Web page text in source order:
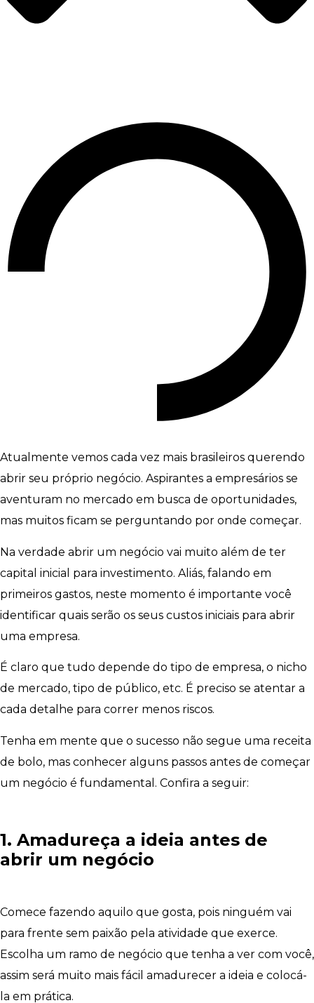
Atualmente vemos cada vez mais brasileiros querendo
abrir seu próprio negócio. Aspirantes a empresários se
aventuram no mercado em busca de oportunidades,
mas muitos ficam se perguntando por onde começar.
Na verdade abrir um negócio vai muito além de ter
capital inicial para investimento. Aliás, falando em
primeiros gastos, neste momento é importante você
identificar quais serão os seus custos iniciais para abrir
uma empresa.
É claro que tudo depende do tipo de empresa, o nicho
de mercado, tipo de público, etc. É preciso se atentar a
cada detalhe para correr menos riscos.
Tenha em mente que o sucesso não segue uma receita
de bolo, mas conhecer alguns passos antes de começar
um negócio é fundamental. Confira a seguir:
1. Amadureça a ideia antes de
abrir um negócio
Comece fazendo aquilo que gosta, pois ninguém vai
para frente sem paixão pela atividade que exerce.
Escolha um ramo de negócio que tenha a ver com você,
assim será muito mais fácil amadurecer a ideia e colocá-
la em prática.